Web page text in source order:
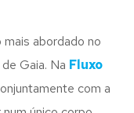
abordado no
Gaia. Na Fluxo
com a